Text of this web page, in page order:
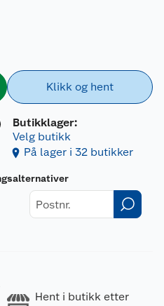
Klikk og hent
Butikklager:
Velg butikk
På lager i 32 butikker
Hent i butikk etter